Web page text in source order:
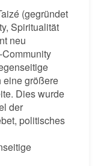
(gegründet
Spiritualität
neu
eine größere
Dies wurde
der
politisches